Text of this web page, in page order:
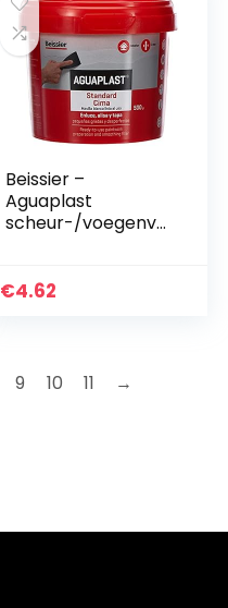
Beissier –
Aguaplast
scheur-/voegenvul
€4.62
9 10 11 →